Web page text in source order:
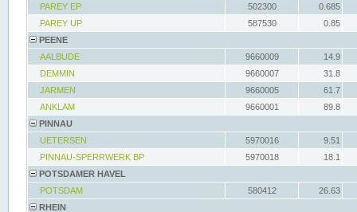
PAREY EP
502300
0.685
PAREY UP
587530
0.85
PEENE
AALBUDE
9660009
14.9
DEMMIN
9660007
31.8
JARMEN
9660005
61.7
ANKLAM
9660001
89.8
PINNAU
UETERSEN
5970016
9.51
PINNAU-SPERRWERK BP
5970018
18.1
POTSDAMER HAVEL
POTSDAM
580412
26.63
RHEIN